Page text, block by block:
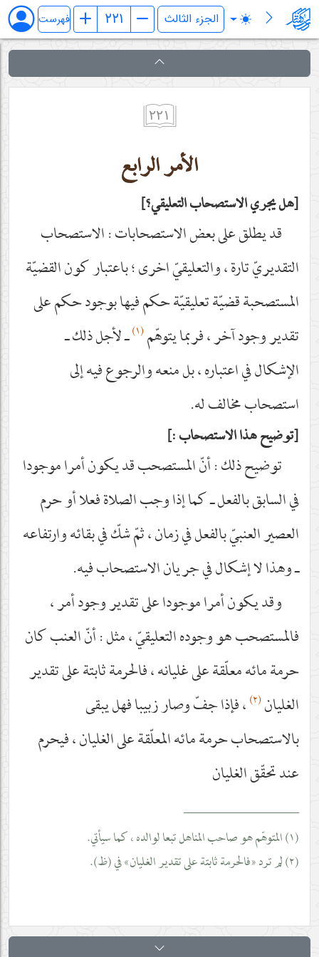
فرائد الاصول (رسائل) فهرست
٢٢١
الأمر الرابع
هل يجري الاستصحاب التعليقي؟
قد يطلق على بعض الاستصحابات : الاستصحاب
التقديريّ تارة ، والتعليقيّ اخرى ؛ باعتبار كون القضيّة
المستصحبة قضيّة تعليقيّة حكم فيها بوجود حكم على
تقدير وجود آخر ، فربما يتوهّم(١) ـ لأجل ذلك ـ
الإشكال في اعتباره ، بل منعه والرجوع فيه إلى
استصحاب مخالف له.
توضيح هذا الاستصحاب :
توضيح ذلك : أنّ المستصحب قد يكون أمرا موجودا
في السابق بالفعل ـ كما إذا وجب الصلاة فعلا أو حرم
العصير العنبيّ بالفعل في زمان ، ثمّ شكّ في بقائه وارتفاعه
ـ وهذا لا إشكال في جريان الاستصحاب فيه.
وقد يكون أمرا موجودا على تقدير وجود أمر ،
فالمستصحب هو وجوده التعليقيّ ، مثل : أنّ العنب كان
حرمة مائه معلّقة على غليانه ، فالحرمة ثابتة على تقدير
الغليان(٢) ، فإذا جفّ وصار زبيبا فهل يبقى
بالاستصحاب حرمة مائه المعلّقة على الغليان ، فيحرم
عند تحقّق الغليان
__________________
(١) المتوهّم هو صاحب المناهل تبعا لوالده ، كما سيأتي.
(٢) لم ترد «فالحرمة ثابتة على تقدير الغليان» في (ظ).